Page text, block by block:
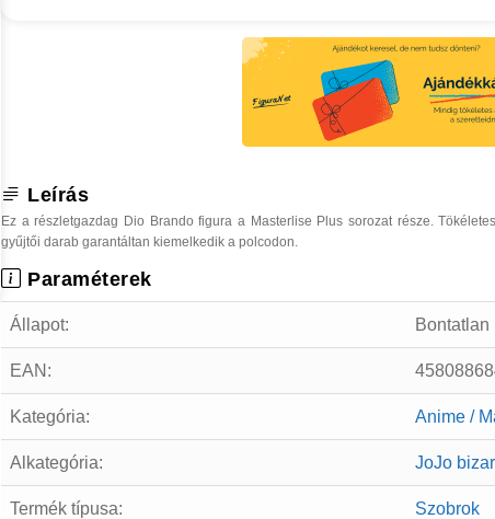
Leírás
Ez a részletgazdag Dio Brando figura a Masterlise Plus sorozat része.
gyűjtői darab garantáltan kiemelkedik a polcodon.
Paraméterek
Állapot: Bontatlan
EAN:
Kategória: Anime /
Alkategória: JoJo
Termék típusa: Szobrok